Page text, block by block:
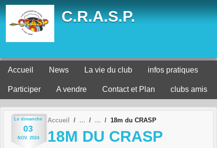
C.R.A.S.P.
Accueil News La vie du club infos pratiques
Participer A vendre Contact et Plan clubs amis
Le dimanche
03
NOV. 2024
Accueil 18m du CRASP
18M DU CRASP
Panneau de gestion des cookies